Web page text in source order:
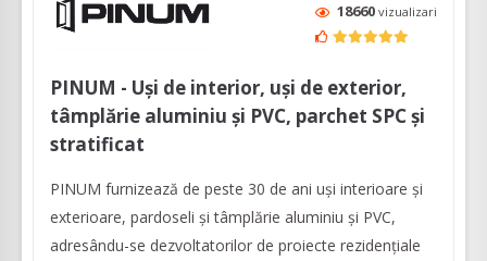
18660 vizualizari
PINUM - Uși de interior, uși de exterior,
tâmplărie aluminiu şi PVC, parchet SPC și
stratificat
PINUM furnizează de peste 30 de ani uși interioare şi
exterioare, pardoseli şi tâmplărie aluminiu şi PVC,
adresându-se dezvoltatorilor de proiecte rezidențiale